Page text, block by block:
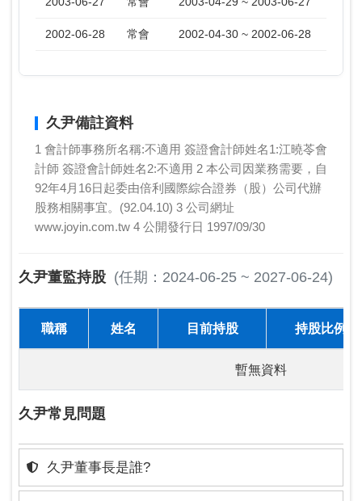
2002-06-28 常會 2002-04-30 ~ 2002-06-28
久尹備註資料
1 會計師事務所名稱:不適用 簽證會計師姓名1:江曉苓會
計師 簽證會計師姓名2:不適用 2 本公司因業務需要，自
92年4月16日起委由倍利國際綜合證券（股）公司代辦
股務相關事宜。(92.04.10) 3 公司網址
www.joyin.com.tw 4 公開發行日 1997/09/30
久尹董監持股 (任期：2024-06-25 ~ 2027-06-24)
職稱 姓名 目前持股 持股比例
暫無資料
久尹常見問題
久尹董事長是誰?